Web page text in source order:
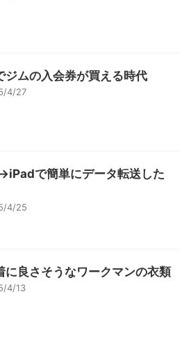
ジムの入会券が買える時代
4/27
で簡単にデータ転送した
4/25
に良さそうなワークマンの衣類
4/13